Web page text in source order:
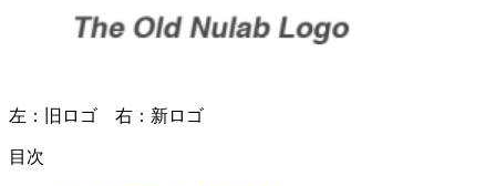
左：旧ロゴ 右：新ロゴ
目次